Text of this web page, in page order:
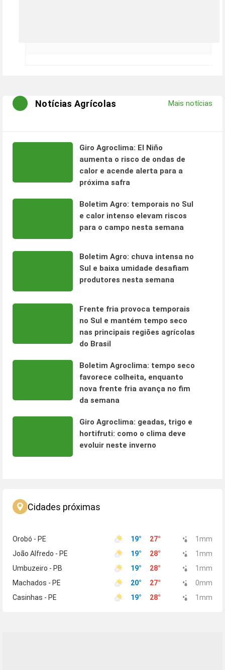
Notícias Agrícolas Mais notícias
Giro Agroclima: El Niño
aumenta o risco de ondas de
calor e acende alerta para a
próxima safra
Boletim Agro: temporais no Sul
e calor intenso elevam riscos
para o campo nesta semana
Boletim Agro: chuva intensa no
Sul e baixa umidade desafiam
produtores nesta semana
Frente fria provoca temporais
no Sul e mantém tempo seco
nas principais regiões agrícolas
do Brasil
Boletim Agroclima: tempo seco
favorece colheita, enquanto
nova frente fria avança no fim
da semana
Giro Agroclima: geadas, trigo e
hortifruti: como o clima deve
evoluir neste inverno
Cidades próximas
Orobó - PE 19° 27° 1 mm
João Alfredo - PE
19° 28° 1 mm
Umbuzeiro - PB
19° 28° 1 mm
Machados - PE
20° 27° 0mm
Casinhas - PE
19° 28° 1 mm